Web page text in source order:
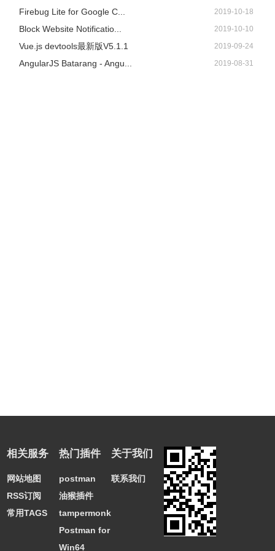
Firebug Lite for Google C... 2019-10-18
Block Website Notificatio... 2019-10-10
Vue.js devtools最新版V5.1.1 2019-09-24
AngularJS Batarang - Angu... 2019-08-31
相关服务
网站地图
RSS订阅
常用TAGS
热门插件
postman
油猴插件
tampermonkey
Postman for
Win64
关于我们
联系我们